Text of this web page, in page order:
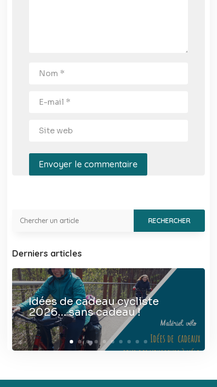
Envoyer le commentaire
Derniers articles
Idées de cadeau cycliste
2026… sans cadeau !